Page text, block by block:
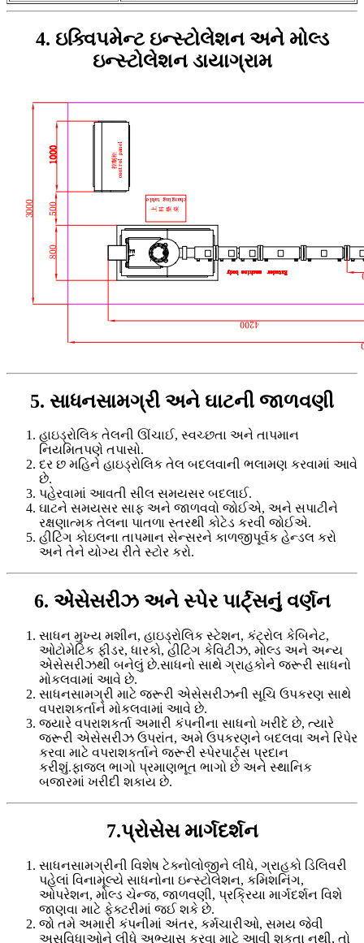
4. ઇક્વિપમેન્ટ ઇન્સ્ટોલેશન અને મોલ્ડ
ઇન્સ્ટોલેશન ડાયાગ્રામ
5. સાધનસામગ્રી અને ઘાટની જાળવણી
હાઇડ્રોલિક તેલની ઊંચાઈ, સ્વચ્છતા અને તાપમાન
નિયમિતપણે તપાસો.
દર છ મહિને હાઇડ્રોલિક તેલ બદલવાની ભલામણ કરવામાં આવે
છે.
પહેરવામાં આવતી સીલ સમયસર બદલાઈ.
ઘાટને સમયસર સાફ અને જાળવવો જોઈએ, અને સપાટીને
રક્ષણાત્મક તેલના પાતળા સ્તરથી કોટેડ કરવી જોઈએ.
હીટિંગ કોઇલના તાપમાન સેન્સરને કાળજીપૂર્વક હેન્ડલ કરો
અને તેને યોગ્ય રીતે સ્ટોર કરો.
6. એસેસરીઝ અને સ્પેર પાર્ટ્સનું વર્ણન
સાધન મુખ્ય મશીન, હાઇડ્રોલિક સ્ટેશન, કંટ્રોલ કેબિનેટ,
ઓટોમેટિક ફીડર, ધારકો, હીટિંગ કેવિટીઝ, મોલ્ડ અને અન્ય
એસેસરીઝથી બનેલું છે.સાધનો સાથે ગ્રાહકોને જરૂરી સાધનો
મોકલવામાં આવે છે.
સાધનસામગ્રી માટે જરૂરી એસેસરીઝની સૂચિ ઉપકરણ સાથે
વપરાશકર્તાને મોકલવામાં આવે છે.
જ્યારે વપરાશકર્તા અમારી કંપનીના સાધનો ખરીદે છે, ત્યારે
જરૂરી એસેસરીઝ ઉપરાંત, અમે ઉપકરણને બદલવા અને રિપેર
કરવા માટે વપરાશકર્તાને જરૂરી સ્પેરપાર્ટ્સ પ્રદાન
કરીશું.ફાજલ ભાગો પ્રમાણભૂત ભાગો છે અને સ્થાનિક
બજારમાં ખરીદી શકાય છે.
7.પ્રોસેસ માર્ગદર્શન
સાધનસામગ્રીની વિશેષ ટેક્નોલોજીને લીધે, ગ્રાહકો ડિલિવરી
પહેલાં વિનામૂલ્યે સાધનોના ઇન્સ્ટોલેશન, કમિશનિંગ,
ઓપરેશન, મોલ્ડ ચેન્જ, જાળવણી, પ્રક્રિયા માર્ગદર્શન વિશે
જાણવા માટે ફેક્ટરીમાં જઈ શકે છે.
જો તમે અમારી કંપનીમાં અંતર, કર્મચારીઓ, સમય જેવી
અસુવિધાઓને લીધે અભ્યાસ કરવા માટે આવી શકતા નથી, તો